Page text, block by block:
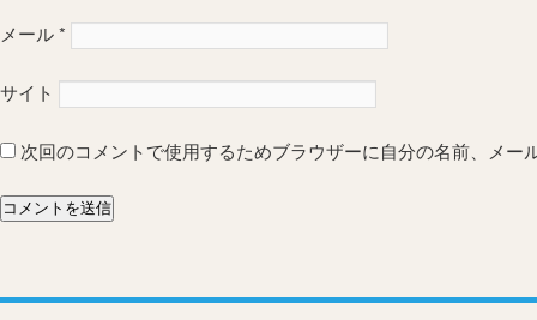
メール*
サイト
次回のコメントで使用するためブラウザーに自分の名前、メー